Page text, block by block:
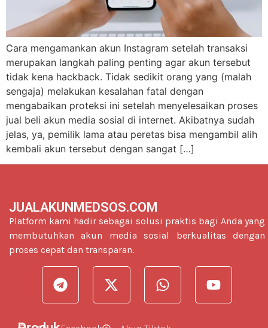
Cara mengamankan akun Instagram setelah transaksi
merupakan langkah paling penting agar akun tersebut
tidak kena hackback. Tidak sedikit orang yang (malah
sengaja) melakukan kesalahan fatal dengan
mengabaikan proteksi ini setelah menyelesaikan proses
jual beli akun media sosial di internet. Akibatnya sudah
jelas, ya, pemilik lama atau peretas bisa mengambil alih
kembali akun tersebut dengan sangat […]
JUALAKUNMEDSOS.COM
Platform kami hadir sebagai solusi praktis bagi Anda yang
membutuhkan akun media sosial berkualitas dengan
proses cepat dan transparan.